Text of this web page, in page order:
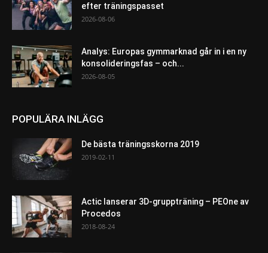
efter träningspasset
2026-08-06
Analys: Europas gymmarknad går in i en ny
konsolideringsfas – och...
2026-08-05
POPULÄRA INLÄGG
De bästa träningsskorna 2019
2019-02-11
Actic lanserar 3D-gruppträning – PEOne av
Procedos
2018-08-24